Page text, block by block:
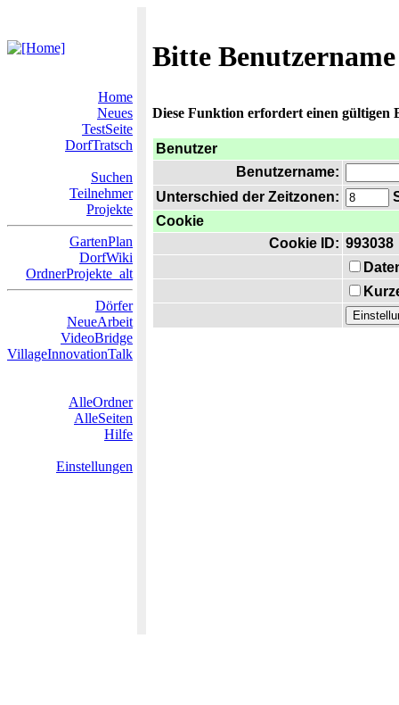
Bitte
Home
Neues
TestSeite
DorfTratsch
Suchen
Teilnehmer
Projekte
GartenPlan
DorfWiki
OrdnerProjekte_alt
Dörfer
NeueArbeit
VideoBridge
VillageInnovationTalk
AlleOrdner
AlleSeiten
Hilfe
Einstellungen
Diese Funktion erfordert einen gültigen
Benutzer
Benutzername:
Unterschied der Zeitzonen:
Cookie
Cookie ID: 993038